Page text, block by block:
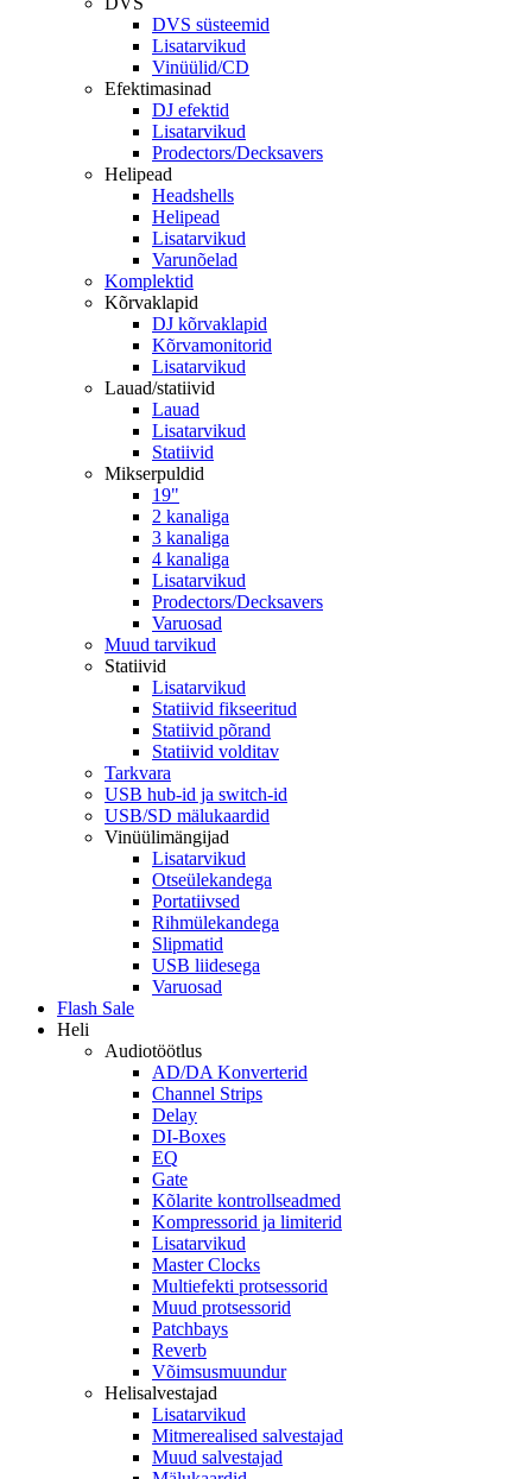
DVS süsteemid
Lisatarvikud
Vinüülid/CD
Efektimasinad
DJ efektid
Lisatarvikud
Prodectors/Decksavers
Helipead
Headshells
Helipead
Lisatarvikud
Varunõelad
Komplektid
Kõrvaklapid
DJ kõrvaklapid
Kõrvamonitorid
Lisatarvikud
Lauad/statiivid
Lauad
Lisatarvikud
Statiivid
Mikserpuldid
19"
2 kanaliga
3 kanaliga
4 kanaliga
Lisatarvikud
Prodectors/Decksavers
Varuosad
Muud tarvikud
Statiivid
Lisatarvikud
Statiivid fikseeritud
Statiivid põrand
Statiivid volditav
Tarkvara
USB hub-id ja switch-id
USB/SD mälukaardid
Vinüülimängijad
Lisatarvikud
Otseülekandega
Portatiivsed
Rihmülekandega
Slipmatid
USB liidesega
Varuosad
Flash Sale
Heli
Audiotöötlus
AD/DA Konverterid
Channel Strips
Delay
DI-Boxes
EQ
Gate
Kõlarite kontrollseadmed
Kompressorid ja limiterid
Lisatarvikud
Master Clocks
Multiefekti protsessorid
Muud protsessorid
Patchbays
Reverb
Võimsusmuundur
Helisalvestajad
Lisatarvikud
Mitmerealised salvestajad
Muud salvestajad